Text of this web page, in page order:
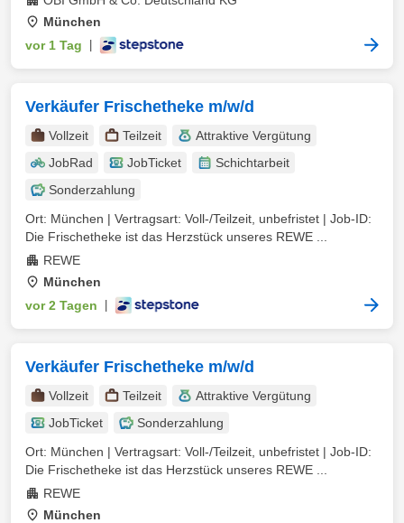
München
vor 1 Tag
Verkäufer Frischetheke m/w/d
Vollzeit Teilzeit
Attraktive Vergütung
JobRad
JobTicket
Schichtarbeit
Sonderzahlung
Ort: München | Vertragsart: Voll-/Teilzeit, unbefristet | Job-ID:
Die Frischetheke ist das Herzstück unseres REWE ...
REWE
München
vor 2 Tagen
Verkäufer Frischetheke m/w/d
Vollzeit Teilzeit
Attraktive Vergütung
JobTicket
Sonderzahlung
Ort: München | Vertragsart: Voll-/Teilzeit, unbefristet | Job-ID:
Die Frischetheke ist das Herzstück unseres REWE ...
REWE
München